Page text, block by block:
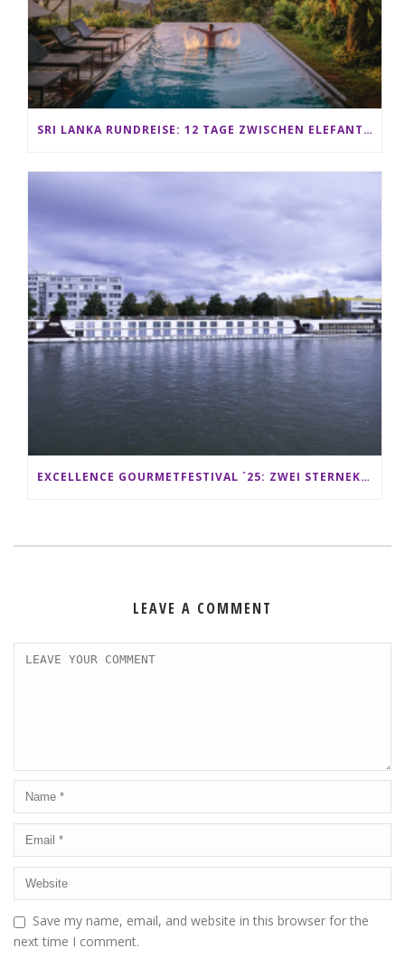
SRI LANKA RUNDREISE: 12 TAGE ZWISCHEN ELEFANTEN, TEEPLANTAGEN & STRAND ALS FAMILIE
EXCELLENCE GOURMETFESTIVAL ´25: ZWEI STERNEKÖCHE ANTONIO GUIDA & DARIO MORESCO VERWÖHNEN IHRE GÄSTE AUF EINER LUXERIÖSEN SCHIFFSREISE
LEAVE A COMMENT
Save my name, email, and website in this browser for the
next time I comment.